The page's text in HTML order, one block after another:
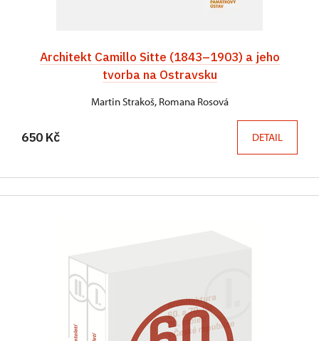
Architekt Camillo Sitte (1843–1903) a jeho
tvorba na Ostravsku
Martin Strakoš, Romana Rosová
650 Kč DETAIL